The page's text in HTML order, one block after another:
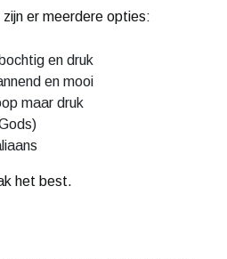
er meerdere opties:
en druk
en mooi
maar druk
het best.